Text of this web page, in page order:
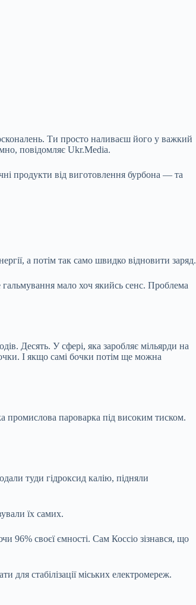
Ти просто наливаєш його у важкий
повідомляє Ukr.Media.
продукти від виготовлення бурбона — та
а потім так само швидко відновити заряд.
мало хоч якийсь сенс. Проблема
Десять. У сфері, яка заробляє мільярди на
І якщо самі бочки потім ще можна
промислова пароварка під високим тиском.
туди гідроксид калію, підняли
їх самих.
96% своєї ємності. Сам Коссіо зізнався, що
для стабілізації міських електромереж.